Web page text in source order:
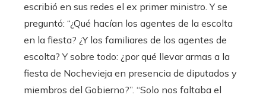
escribió en sus redes el ex primer ministro. Y se
preguntó: “¿Qué hacían los agentes de la escolta
en la fiesta? ¿Y los familiares de los agentes de
escolta? Y sobre todo: ¿por qué llevar armas a la
fiesta de Nochevieja en presencia de diputados y
miembros del Gobierno?”. “Solo nos faltaba el